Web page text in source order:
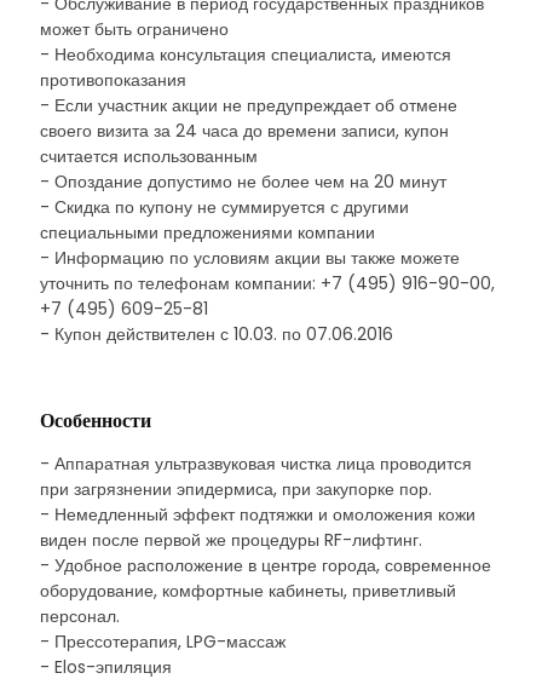
может быть ограничено
- Необходима консультация специалиста, имеются
противопоказания
- Если участник акции не предупреждает об отмене
своего визита за 24 часа до времени записи, купон
считается использованным
- Опоздание допустимо не более чем на 20 минут
- Скидка по купону не суммируется с другими
специальными предложениями компании
- Информацию по условиям акции вы также можете
уточнить по телефонам компании: +7 (495) 916-90-00,
+7 (495) 609-25-81
- Купон действителен с 10.03. по 07.06.2016
Особенности
- Аппаратная ультразвуковая чистка лица проводится
при загрязнении эпидермиса, при закупорке пор.
- Немедленный эффект подтяжки и омоложения кожи
виден после первой же процедуры RF-лифтинг.
- Удобное расположение в центре города, современное
оборудование, комфортные кабинеты, приветливый
персонал.
- Прессотерапия, LPG-массаж
- Elos-эпиляция